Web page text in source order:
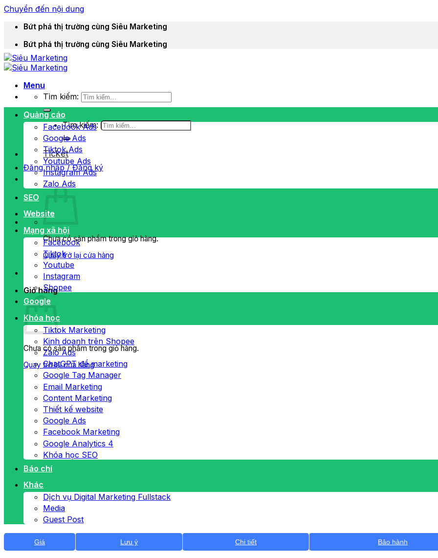
Chuyển đến nội dung
Bứt phá thị trường cùng Siêu Marketing
Bứt phá thị trường cùng Siêu Marketing
Menu
Tìm kiếm:
Tìm kiếm:
Ticket
Đăng nhập / Đăng ký
Chưa có sản phẩm trong giỏ hàng.
Quay trở lại cửa hàng
Giỏ hàng
Chưa có sản phẩm trong giỏ hàng.
Quay trở lại cửa hàng
Quảng cáo
Facebook Ads
Google Ads
Tiktok Ads
Youtube Ads
Instagram Ads
Zalo Ads
SEO
Website
Mạng xã hội
Facebook
Tiktok
Youtube
Instagram
Shopee
Google
Khóa học
Tiktok Marketing
Kinh doanh trên Shopee
Zalo Ads
ChatGPT để marketing
Google Tag Manager
Email Marketing
Content Marketing
Thiết kế website
Google Ads
Facebook Marketing
Google Analytics 4
Khóa học SEO
Báo chí
Khác
Dịch vụ Digital Marketing Fullstack
Media
Guest Post
Giá Lưu ý Chi tiết Bảo hành